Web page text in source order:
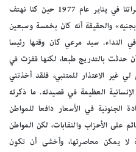
وسبعين جنيها للكيلو جرام. تذكرت مظاهراتنا في يناير عام 1977 حين كنا نهتف
والحقيقة أنه كان بخمسة وسبعين
النداء. سيد مرعي كان وقتها رئيسا
حدثت بالتدريج طبعا، لكنها قفزت في
غير الاعتذار للمتنبي، فلقد أخذتني
العظيمة في قصيدته. ما ذكرته
الجنونية في الأسعار دافعا للمواطن
على الأحزاب والنقابات، لكن المواطن
لا يمكن محاصرتها، وأخشى أن تكون